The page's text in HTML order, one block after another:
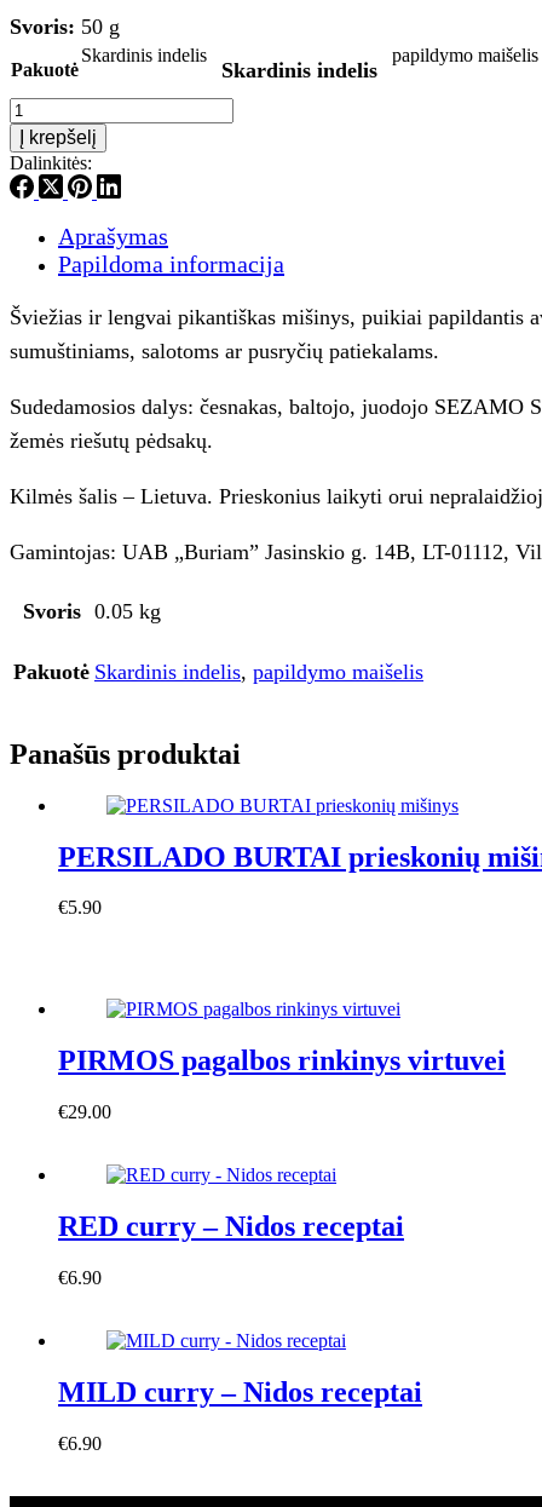
Svoris: 50 g
Pakuotė
Skardinis indelis
Skardinis indelis
papildymo maišelis
produkto
kiekis:
Burtai
Avokado
pabarstukai
Į krepšelį
Dalinkitės:
Aprašymas
Papildoma informacija
Šviežias ir lengvai pikantiškas mišinys, puikiai papildantis
sumuštiniams, salotoms ar pusryčių patiekalams.
Sudedamosios dalys: česnakas, baltojo, juodojo
žemės riešutų pėdsakų.
Kilmės šalis – Lietuva. Prieskonius laikyti orui
Gamintojas: UAB „Buriam” Jasinskio g. 14B, LT-01112,
Svoris 0.05 kg
Pakuotė Skardinis indelis, papildymo maišelis
Panašūs produktai
PERSILADO BURTAI prieskonių
€5.90
has
variants.
The
chosen
on
product
PIRMOS pagalbos rinkinys virtuvei
€29.00
RED curry – Nidos receptai
€6.90
MILD curry – Nidos receptai
€6.90